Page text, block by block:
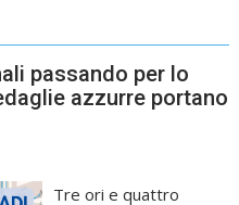
passando per lo
azzurre portano
Tre ori e quattro